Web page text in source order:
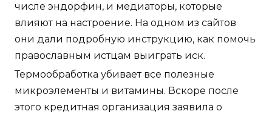
числе эндорфин, и медиаторы, которые
влияют на настроение. На одном из сайтов
они дали подробную инструкцию, как помочь
православным истцам выиграть иск.
Термообработка убивает все полезные
микроэлементы и витамины. Вскоре после
этого кредитная организация заявила о